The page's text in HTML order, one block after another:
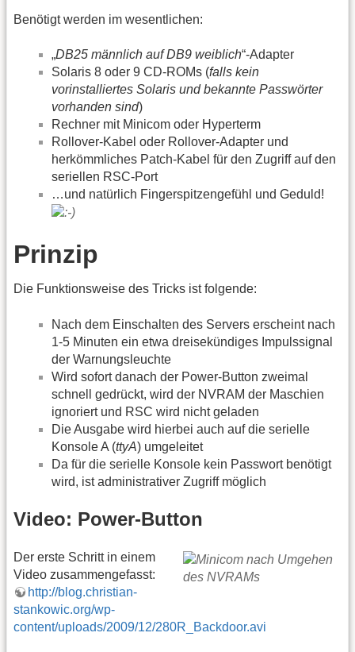
Benötigt werden im wesentlichen:
„DB25 männlich auf DB9 weiblich“-Adapter
Solaris 8 oder 9 CD-ROMs (falls kein
vorinstalliertes Solaris und bekannte Passwörter
vorhanden sind)
Rechner mit Minicom oder Hyperterm
Rollover-Kabel oder Rollover-Adapter und
herkömmliches Patch-Kabel für den Zugriff auf den
seriellen RSC-Port
…und natürlich Fingerspitzengefühl und Geduld!
Prinzip
Die Funktionsweise des Tricks ist folgende:
Nach dem Einschalten des Servers erscheint nach
1-5 Minuten ein etwa dreisekündiges Impulssignal
der Warnungsleuchte
Wird sofort danach der Power-Button zweimal
schnell gedrückt, wird der NVRAM der Maschien
ignoriert und RSC wird nicht geladen
Die Ausgabe wird hierbei auch auf die serielle
Konsole A (ttyA) umgeleitet
Da für die serielle Konsole kein Passwort benötigt
wird, ist administrativer Zugriff möglich
Video: Power-Button
Der erste Schritt in einem
Video zusammengefasst:
http://blog.christian-
stankowic.org/wp-
content/uploads/2009/12/280R_Backdoor.avi